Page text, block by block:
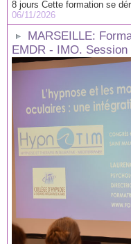
8 jours Cette formation se
06/11/2026
MARSEILLE:
EMDR - IMO. Session